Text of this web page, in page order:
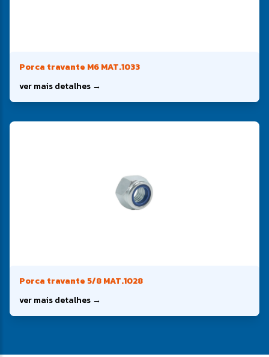
Porca travante M6 MAT.1033
ver mais detalhes →
Porca travante 5/8 MAT.1028
ver mais detalhes →